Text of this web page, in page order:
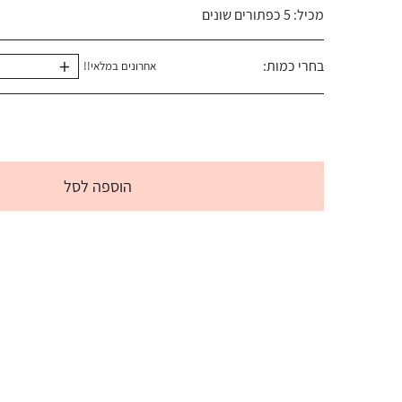
מכיל: 5 כפתורים שונים
בחרי כמות: + אחרונים במלאי!!
הוספה לסל